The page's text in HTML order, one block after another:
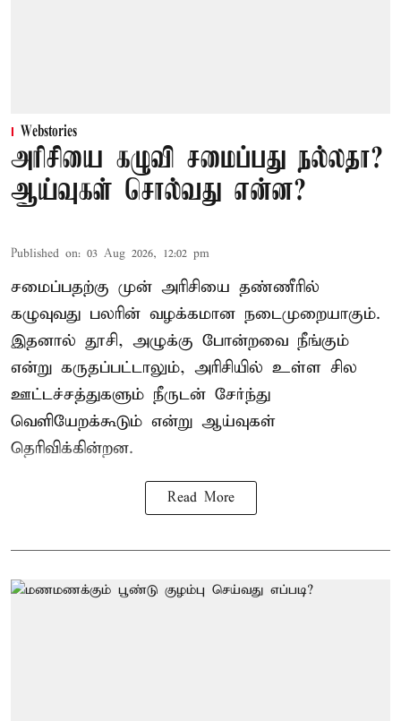
Webstories
அரிசியை கழுவி சமைப்பது நல்லதா?
ஆய்வுகள் சொல்வது என்ன?
Published on: 03 Aug 2026, 12:02 pm
சமைப்பதற்கு முன் அரிசியை தண்ணீரில்
கழுவுவது பலரின் வழக்கமான நடைமுறையாகும்.
இதனால் தூசி, அழுக்கு போன்றவை நீங்கும்
என்று கருதப்பட்டாலும், அரிசியில் உள்ள சில
ஊட்டச்சத்துகளும் நீருடன் சேர்ந்து
வெளியேறக்கூடும் என்று ஆய்வுகள்
தெரிவிக்கின்றன.
Read More